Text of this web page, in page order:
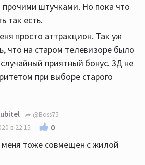
прочими штучками. Но пока что
так есть.
просто аттракцион. Так уж
что на старом телевизоре было
приятный бонус. 3Д не
при выборе старого
@Boss75
в 22:15
0
меня тоже совмещен с жилой